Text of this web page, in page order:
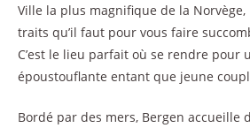
Ville la plus magnifique de la Norvège,
traits qu’il faut pour vous faire
C’est le lieu parfait où se rendre pour
époustouflante entant que jeune
Bordé par des mers, Bergen accueille